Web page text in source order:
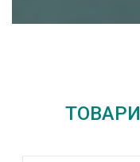
ТОВАРИ